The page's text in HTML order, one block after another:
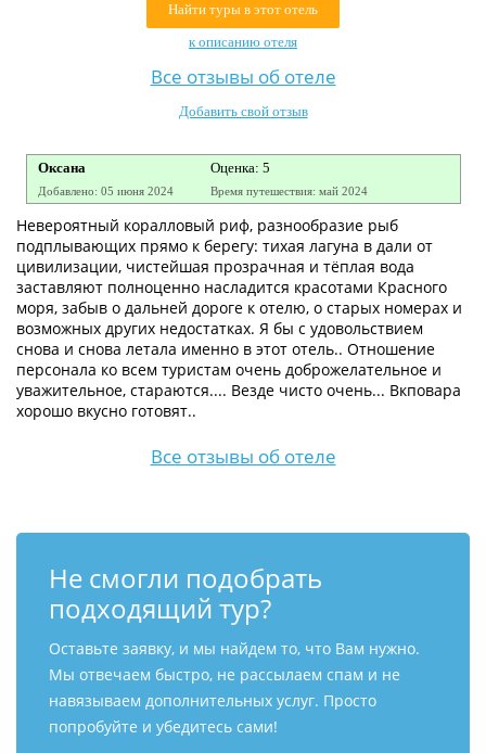
Найти туры в этот отель
к описанию отеля
Все отзывы об отеле
Добавить свой отзыв
Оксана Оценка: 5
Добавлено: 05 июня 2024 Время путешествия: май 2024
Невероятный коралловый риф, разнообразие рыб
подплывающих прямо к берегу: тихая лагуна в дали от
цивилизации, чистейшая прозрачная и тёплая вода
заставляют полноценно насладится красотами Красного
моря, забыв о дальней дороге к отелю, о старых номерах и
возможных других недостатках. Я бы с удовольствием
снова и снова летала именно в этот отель.. Отношение
персонала ко всем туристам очень доброжелательное и
уважительное, стараются.... Везде чисто очень... Вкповара
хорошо вкусно готовят..
Все отзывы об отеле
Не смогли подобрать
подходящий тур?
Оставьте заявку, и мы найдем то, что Вам нужно.
Мы отвечаем быстро, не рассылаем спам и не
навязываем дополнительных услуг. Просто
попробуйте и убедитесь сами!